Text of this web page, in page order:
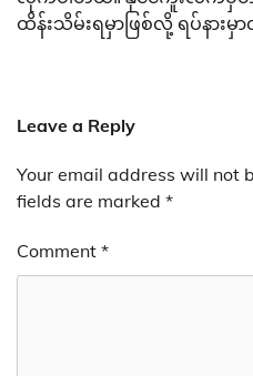
ထိန်းသိမ်းရမှာဖြစ်လို့ ရပ်နားမှ
Leave a Reply
Your email address will not
fields are marked *
Comment *